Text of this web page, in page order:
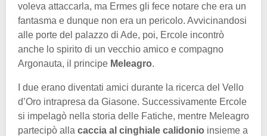
voleva attaccarla, ma Ermes gli fece notare che era un
fantasma e dunque non era un pericolo. Avvicinandosi
alle porte del palazzo di Ade, poi, Ercole incontrò
anche lo spirito di un vecchio amico e compagno
Argonauta, il principe Meleagro.
I due erano diventati amici durante la ricerca del Vello
d’Oro intrapresa da Giasone. Successivamente Ercole
si impelagò nella storia delle Fatiche, mentre Meleagro
partecipò alla caccia al cinghiale calidonio insieme a